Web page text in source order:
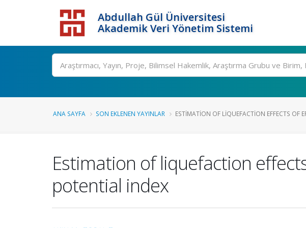
Abdullah Gül Üniversitesi
Akademik Veri Yönetim Sistemi
ANA SAYFA SON EKLENEN YAYINLAR ESTIMATION OF LIQUEFACTION EFFECTS OF
Estimation of liquefaction
potential index